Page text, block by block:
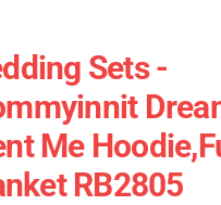
Sets -
Me
RB2805